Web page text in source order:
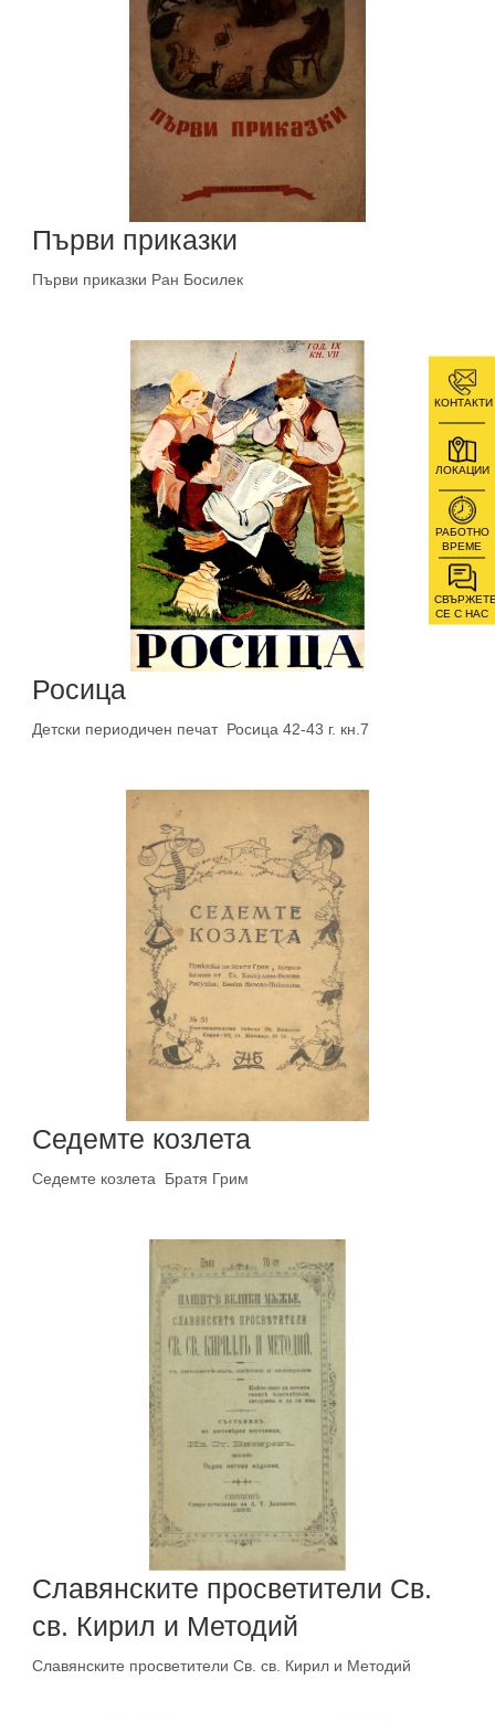
Първи приказки
Първи приказки Ран Босилек
Росица
Детски периодичен печат Росица 42-43 г. кн.7
Седемте козлета
Седемте козлета Братя Грим
Славянските просветители Св.
св. Кирил и Методий
Славянските просветители Св. св. Кирил и Методий
КОНТАКТИ
ЛОКАЦИИ
РАБОТНО
ВРЕМЕ
СЕ С НАС